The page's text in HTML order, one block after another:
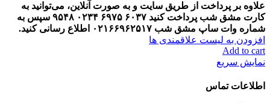
علاوه بر پرداخت از طریق سایت و به صورت آنلاین، می‌توانید به
کارت مشق شب پرداخت کنید ۶۰۳۷ ۶۹۷۵ ۰۲۳۴ ۹۵۴۸ سپس به
شماره وات ساپ مشق شب ۰۲۱۶۶۹۶۲۵۱۷ اطلاع رسانی کنید.
افزودن به لیست علاقمندی ها
Add to cart
نمایش سریع
اطلاعات تماس